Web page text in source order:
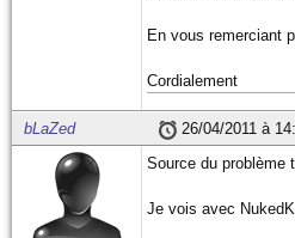
En vous remerciant
Cordialement
bLaZed 26/04/2011 à
Source du problème
Je vois avec